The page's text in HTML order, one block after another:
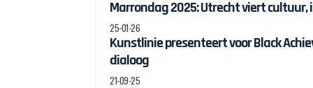
Marrondag 2025: Utrecht viert
25-01-26
Kunstlinie presenteert voor Black
dialoog
21-09-25